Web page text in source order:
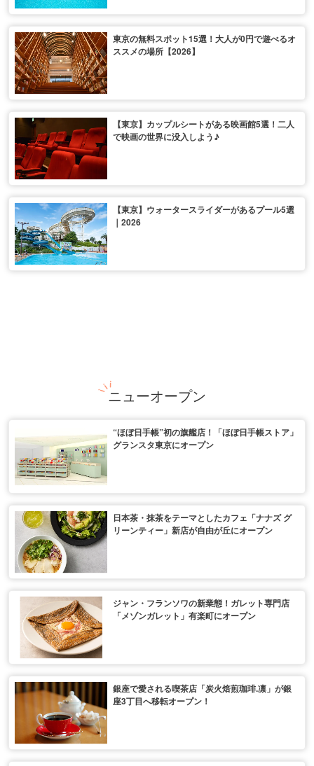
東京の無料スポット15選！大人が0円で遊べるオ
ススメの場所【2026】
【東京】カップルシートがある映画館5選！二人
で映画の世界に没入しよう♪
【東京】ウォータースライダーがあるプール5選
｜2026
ニューオープン
“ほぼ日手帳”初の旗艦店！「ほぼ日手帳ストア」
グランスタ東京にオープン
日本茶・抹茶をテーマとしたカフェ「ナナズ グ
リーンティー」新店が自由が丘にオープン
ジャン・フランソワの新業態！ガレット専門店
「メゾンガレット」有楽町にオープン
銀座で愛される喫茶店「炭火焙煎珈琲.凛」が銀
座3丁目へ移転オープン！